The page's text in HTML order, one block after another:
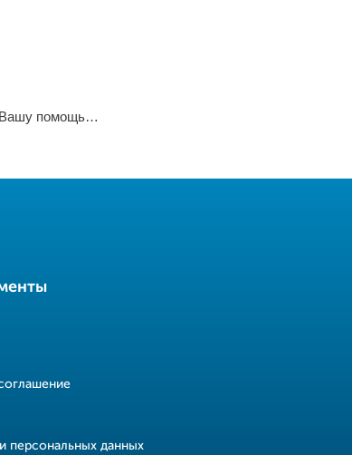
помощь…
персональных данных